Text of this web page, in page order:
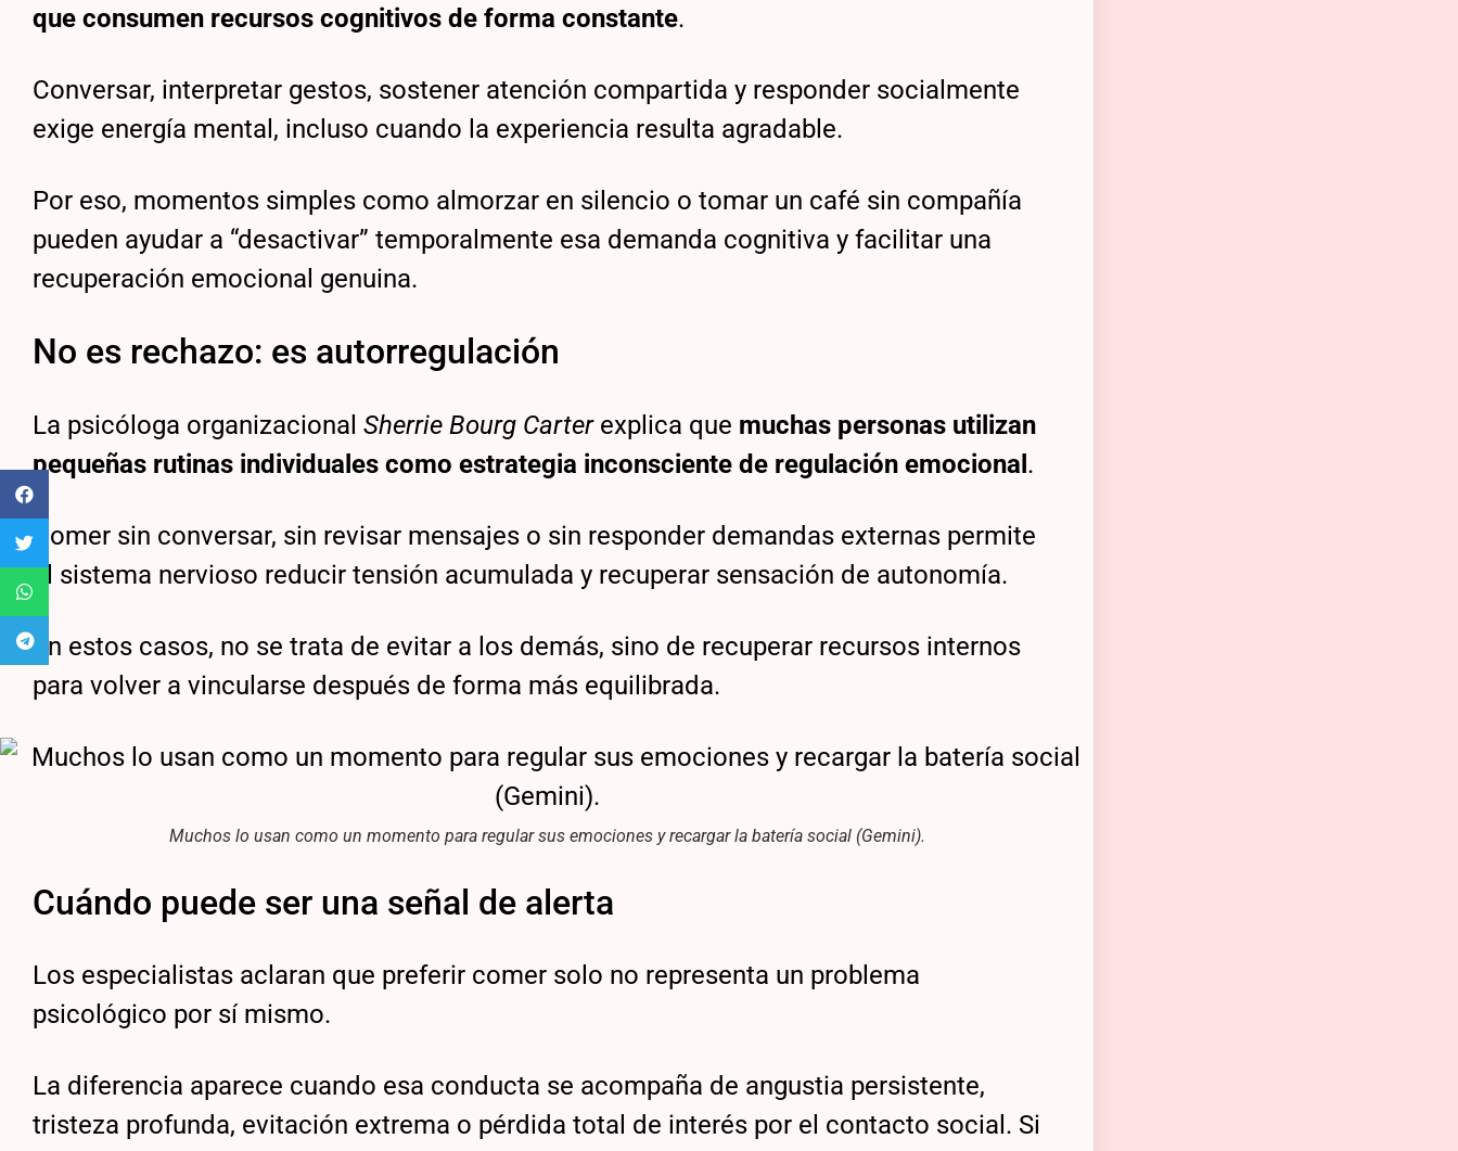
que consumen recursos cognitivos de forma constante.
Conversar, interpretar gestos, sostener atención compartida y responder socialmente
exige energía mental, incluso cuando la experiencia resulta agradable.
Por eso, momentos simples como almorzar en silencio o tomar un café sin compañía
pueden ayudar a “desactivar” temporalmente esa demanda cognitiva y facilitar una
recuperación emocional genuina.
No es rechazo: es autorregulación
La psicóloga organizacionalSherrie Bourg Carterexplica que muchas personas utilizan
pequeñas rutinas individuales como estrategia inconsciente de regulación emocional.
Comer sin conversar, sin revisar mensajes o sin responder demandas externas permite
al sistema nervioso reducir tensión acumulada y recuperar sensación de autonomía.
En estos casos, no se trata de evitar a los demás, sino de recuperar recursos internos
para volver a vincularse después de forma más equilibrada.
Muchos lo usan como un momento para regular sus emociones y recargar la batería social (Gemini).
Cuándo puede ser una señal de alerta
Los especialistas aclaran que preferir comer solo no representa un problema
psicológico por sí mismo.
La diferencia aparece cuando esa conducta se acompaña de angustia persistente,
tristeza profunda, evitación extrema o pérdida total de interés por el contacto social. Si